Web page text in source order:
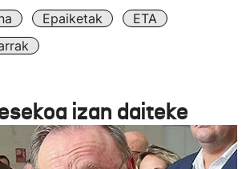
Epaiketak
ETA
izan daiteke